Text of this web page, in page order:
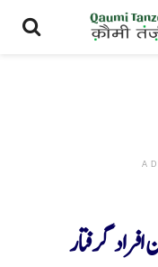
گرفتار